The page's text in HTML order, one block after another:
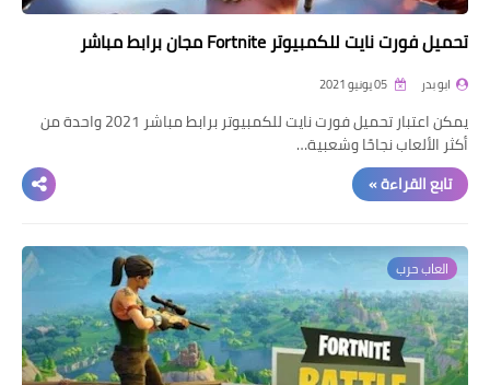
تحميل فورت نايت للكمبيوتر Fortnite مجان برابط مباشر
ابو بدر
يمكن اعتبار تحميل فورت نايت للكمبيوتر برابط مباشر 2021 واحدة من
أكثر الألعاب نجاحًا وشعبية…
تابع القراءة »
العاب حرب